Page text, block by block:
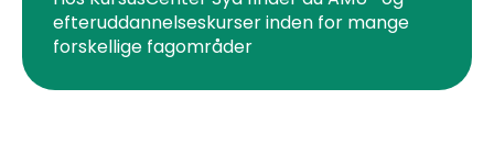
efteruddannelseskurser inden for mange
forskellige fagområder